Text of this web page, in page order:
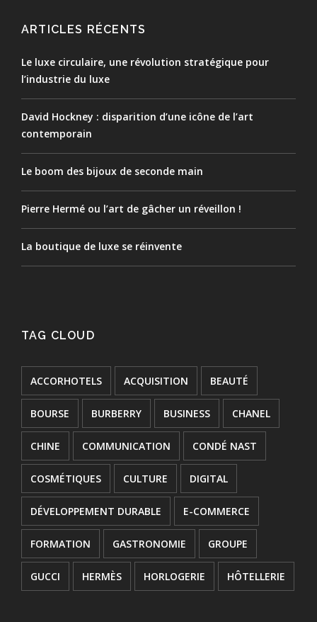
ARTICLES RÉCENTS
Le luxe circulaire, une révolution stratégique pour
l’industrie du luxe
David Hockney : disparition d’une icône de l’art
contemporain
Le boom des bijoux de seconde main
Pierre Hermé ou l’art de gâcher un réveillon !
La boutique de luxe se réinvente
TAG CLOUD
ACCORHOTELS ACQUISITION BEAUTÉ
BOURSE BURBERRY BUSINESS CHANEL
CHINE COMMUNICATION CONDÉ NAST
COSMÉTIQUES CULTURE DIGITAL
DÉVELOPPEMENT DURABLE E-COMMERCE
FORMATION GASTRONOMIE GROUPE
GUCCI HERMÈS HORLOGERIE HÔTELLERIE